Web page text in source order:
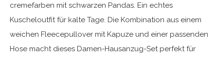
cremefarben mit schwarzen Pandas. Ein echtes
Kuscheloutfit für kalte Tage. Die Kombination aus einem
weichen Fleecepullover mit Kapuze und einer passenden
Hose macht dieses Damen-Hausanzug-Set perfekt für